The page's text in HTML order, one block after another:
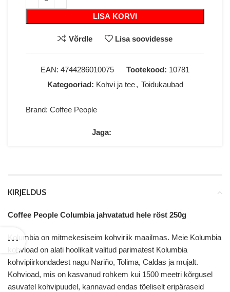
LISA KORVI
Võrdle Lisa soovidesse
EAN: 4744286010075 Tootekood: 10781
Kategooriad: Kohvi ja tee , Toidukaubad
Brand: Coffee People
Jaga:
KIRJELDUS
Coffee People Columbia jahvatatud hele röst 250g
Kolumbia on mitmekesiseim kohviriik maailmas. Meie Kolumbia
kohvioad on alati hoolikalt valitud parimatest Kolumbia
kohvipiirkondadest nagu Nariño, Tolima, Caldas ja mujalt.
Kohvioad, mis on kasvanud rohkem kui 1500 meetri kõrgusel
asuvatel kohvipuudel, kannavad endas tõeliselt eripäraseid